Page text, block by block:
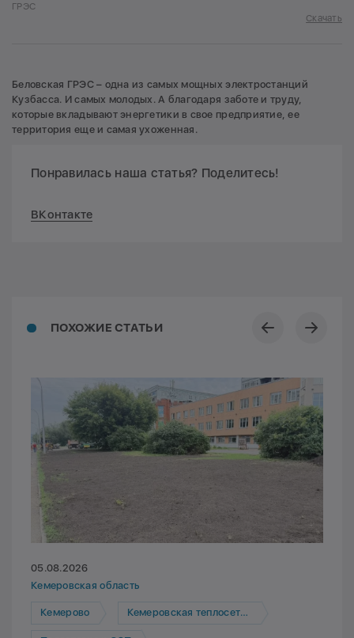
ГРЭС
Скачать
Беловская ГРЭС – одна из самых мощных электростанций
Кузбасса. И самых молодых. А благодаря заботе и труду,
которые вкладывают энергетики в свое предприятие, ее
территория еще и самая ухоженная.
Понравилась наша статья? Поделитесь!
ВКонтакте
ПОХОЖИЕ СТАТЬИ
05.08.2026
Кемеровская область
Кемерово Кемеровская теплосетевая компания